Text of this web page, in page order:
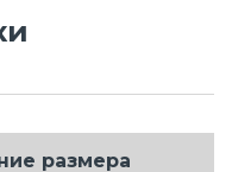
размера